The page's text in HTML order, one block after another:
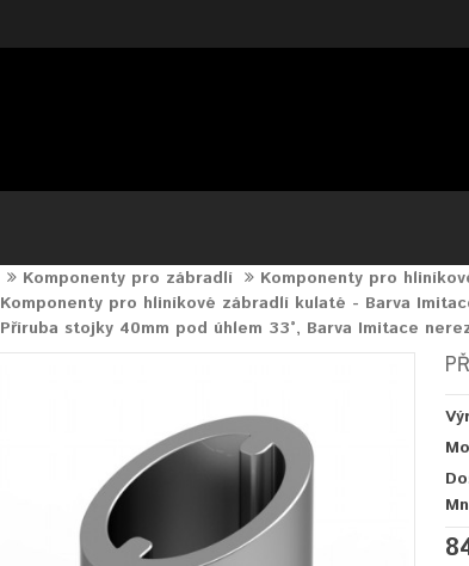
Komponenty pro zábradlí
Komponenty pro
Komponenty pro hliníkové zábradlí kulaté - Barva
Příruba stojky 40mm pod úhlem 33°, Barva Imitace